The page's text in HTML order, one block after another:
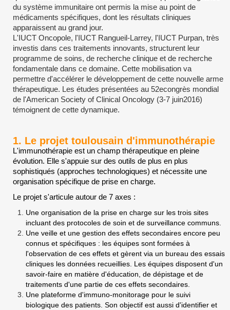
du système immunitaire ont permis la mise au point de
médicaments spécifiques, dont les résultats cliniques
apparaissent au grand jour.
L'IUCT Oncopole, l'IUCT Rangueil-Larrey, l'IUCT Purpan, très
investis dans ces traitements innovants, structurent leur
programme de soins, de recherche clinique et de recherche
fondamentale dans ce domaine. Cette mobilisation va
permettre d'accélérer le développement de cette nouvelle arme
thérapeutique. Les études présentées au 52econgrès mondial
de l'American Society of Clinical Oncology (3-7 juin2016)
témoignent de cette dynamique.
1. Le projet toulousain d'immunothérapie
L'immunothérapie est un champ thérapeutique en pleine
évolution. Elle s'appuie sur des outils de plus en plus
sophistiqués (approches technologiques) et nécessite une
organisation spécifique de prise en charge.
Le projet s'articule autour de 7 axes :
Une organisation de la prise en charge sur les trois sites
incluant des protocoles de soin et de surveillance communs.
Une veille et une gestion des effets secondaires encore peu
connus et spécifiques : les équipes sont formées à
l'observation de ces effets et gèrent via un bureau des essais
cliniques les données recueillies. Les équipes disposent d'un
savoir-faire en matière d'éducation, de dépistage et de
traitements d'une partie de ces effets secondaires.
Une plateforme d'immuno-monitorage pour le suivi
biologique des patients. Son objectif est aussi d'identifier et